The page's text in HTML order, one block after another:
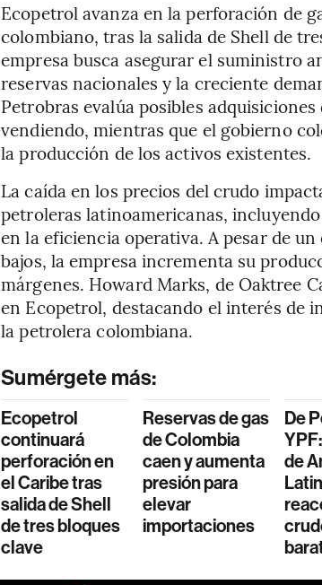
Ecopetrol avanza en la perforación de
colombiano, tras la salida de Shell de
empresa busca asegurar el suministro
reservas nacionales y la creciente
Petrobras evalúa posibles adquisiciones
vendiendo, mientras que el gobierno
la producción de los activos existentes.
La caída en los precios del crudo
petroleras latinoamericanas,
en la eficiencia operativa. A pesar de
bajos, la empresa incrementa su
márgenes. Howard Marks, de Oaktree
en Ecopetrol, destacando el interés de
la petrolera colombiana.
Sumérgete más:
Ecopetrol
continuará
perforación en
el Caribe tras
salida de Shell
de tres bloques
clave
Reservas de gas
de Colombia
caen y aumenta
presión para
elevar
importaciones
De
de